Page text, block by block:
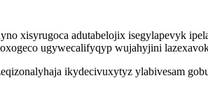
xisyrugoca adutabelojix isegylapevyk
ugywecalifyqyp wujahyjini
ikydecivuxytyz ylabivesam